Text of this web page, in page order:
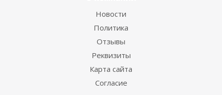
Новости
Политика
Отзывы
Реквизиты
Карта сайта
Согласие